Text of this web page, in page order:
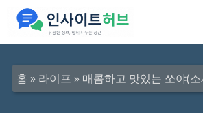
홈 » 라이프 » 매콤하고 맛있는 쏘야(소세지 야채